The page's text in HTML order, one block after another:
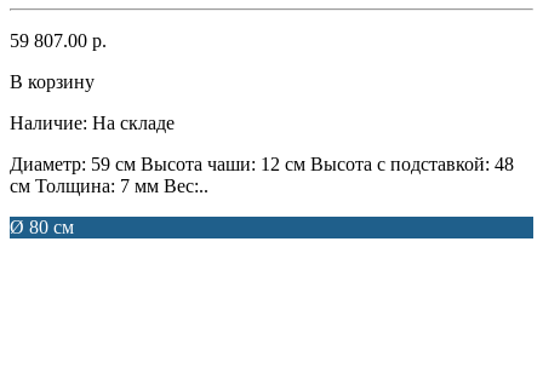
59 807.00 р.
В корзину
Наличие: На складе
Диаметр: 59 см Высота чаши: 12 см Высота с подставкой: 48
см Толщина: 7 мм Вес:..
Ø 80 см